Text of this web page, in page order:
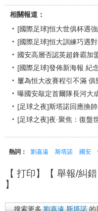
相關報道：
[國際足球]恒大世俱杯遇
[國際足球]恒大訓練巧遇
國安高層否認英超鋒霸加
[國際足球]發佈新海報 紀
屢為恒大改賽程引不滿
曝國安敲定首爾隊長河大
[足球之夜]斯塔諾回應換
[足球之夜]夜·聚焦：復盤
熱詞： 劉嘉遠 斯塔諾 國安
【 打印】【 舉報/糾錯
】
搜索更多 劉嘉遠 斯塔諾 的